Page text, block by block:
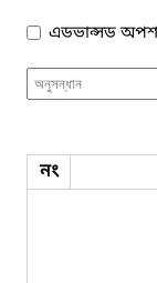
এডভান্সড
নং